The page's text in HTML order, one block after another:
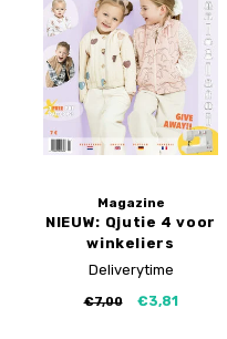
My Image tutorials
My Image rectificaties
B-Trendy rectificaties
Applicaties
Gratis naaipatronen
PDF-Printservice
Magazine
NIEUW: Qjutie 4 voor
winkeliers
Deliverytime
€7,00 €3,81